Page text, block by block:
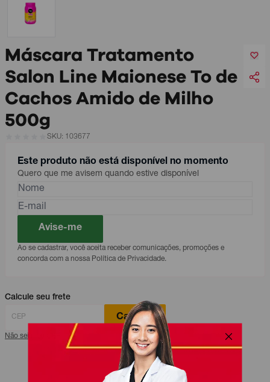
Máscara Tratamento
Salon Line Maionese To de
Cachos Amido de Milho
500g
SKU: 103677
Este produto não está disponível no momento
Quero que me avisem quando estive disponível
Avise-me
Ao se cadastrar, você aceita receber comunicações, promoções e
concorda com a nossa Política de Privacidade.
Calcule seu frete
Calcular
Não sei meu CEP